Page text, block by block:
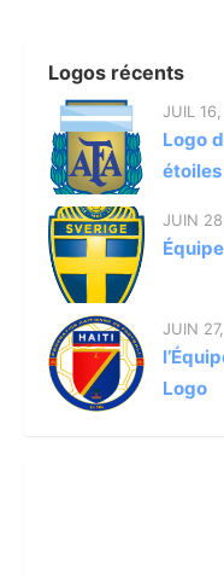
Logos récents
JUIL
Logo
JUIN
JUIN
Logo